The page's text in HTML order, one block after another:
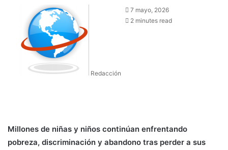
Redacción
7 mayo, 2026
2 minutes read
Millones de niñas y niños continúan enfrentando
pobreza, discriminación y abandono tras perder a sus